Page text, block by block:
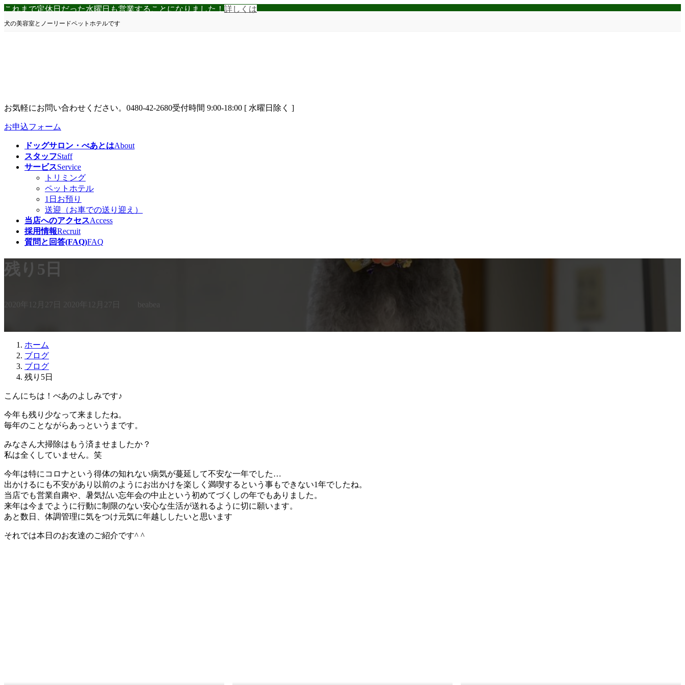
コ
ン
プ
ナ
ビ
動
これまで定休日だった水曜日も営業することになりました！ 詳しくは
犬の美容室とノーリードペットホテルです
お気軽にお問い合わせください。 0480-42-2680受付時間 9:00-18:00 [ 水曜日除く ]
お申込フォーム
ドッグサロン・べあとはAbout
スタッフStaff
サービスService
トリミング
ペットホテル
1日お預り
送迎（お車での送り迎え）
当店へのアクセスAccess
採用情報Recruit
質問と回答(FAQ)FAQ
残り5日
2020年12月27日 2020年12月27日
ホーム
ブログ
ブログ
残り5日
こんにちは！べあのよしみです♪
今年も残り少なって来ましたね。
毎年のことながらあっというまです。
みなさん大掃除はもう済ませましたか？
私は全くしていません。笑
今年は特にコロナという得体の知れない病気が蔓延して不安な一年でした…
出かけるにも不安があり以前のようにお出かけを楽しく満喫するという事もできない1年でしたね。
当店でも営業自粛や、暑気払い忘年会の中止という初めてづくしの年でもありました。
来年は今までように行動に制限のない安心な生活が送れるように切に願います。
あと数日、体調管理に気をつけ元気に年越ししたいと思います
それでは本日のお友達のご紹介です^ ^